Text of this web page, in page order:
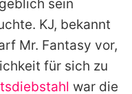
sein
KJ, bekannt
Mr. Fantasy vor,
für sich zu
war die